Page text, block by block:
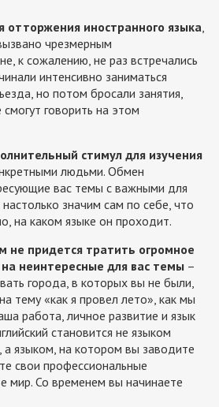
отторжения иностранного языка
чрезмерным
к сожалению, не раз встречались
интенсивно заниматься
но потом бросали занятия,
говорить на этом
стимул для изучения
людьми. Обмен
вас темы с важными для
значим сам по себе, что
на каком языке он проходит.
не придется тратить огромное
неинтересные для вас темы –
города, в которых вы не были,
тему «как я провел лето», как мы
работа, личное развитие и язык
становится не языком
языком, на котором вы заводите
свои профессиональные
мир. Со временем вы начинаете